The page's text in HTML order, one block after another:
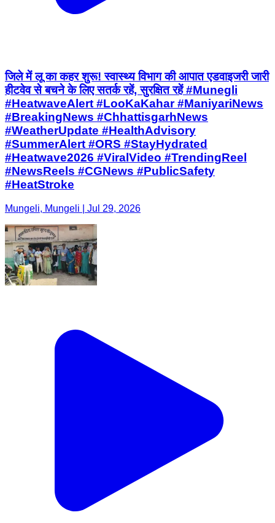
जिले में लू का कहर शुरू! स्वास्थ्य विभाग की आपात एडवाइजरी जारी
हीटवेव से बचने के लिए सतर्क रहें, सुरक्षित रहें #Munegli
#HeatwaveAlert #LooKaKahar #ManiyariNews
#BreakingNews #ChhattisgarhNews
#WeatherUpdate #HealthAdvisory
#SummerAlert #ORS #StayHydrated
#Heatwave2026 #ViralVideo #TrendingReel
#NewsReels #CGNews #PublicSafety
#HeatStroke
Mungeli, Mungeli | Jul 29, 2026